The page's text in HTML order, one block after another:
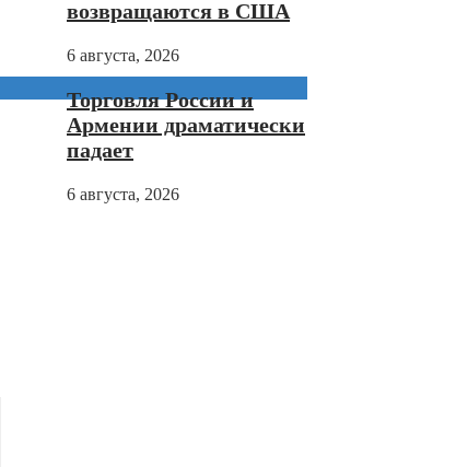
возвращаются в США
6 августа, 2026
Торговля России и
Армении драматически
падает
6 августа, 2026